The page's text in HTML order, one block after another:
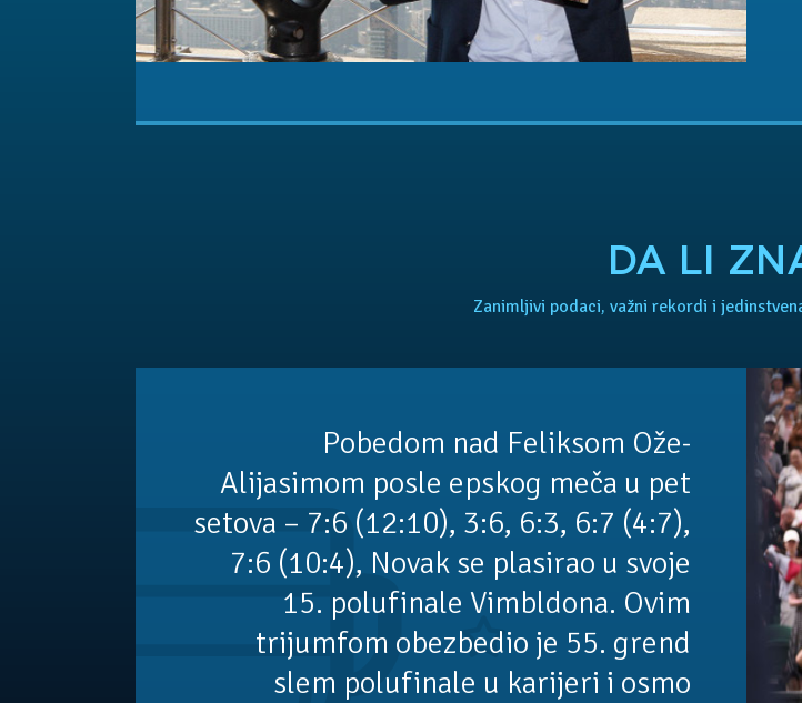
DA LI
Zanimljivi podaci, važni rekordi i
Pobedom nad Feliksom Ože-
Alijasimom posle epskog meča u pet
setova – 7:6 (12:10), 3:6, 6:3, 6:7 (4:7),
7:6 (10:4), Novak se plasirao u svoje
15. polufinale Vimbldona. Ovim
trijumfom obezbedio je 55. grend
slem polufinale u karijeri i osmo